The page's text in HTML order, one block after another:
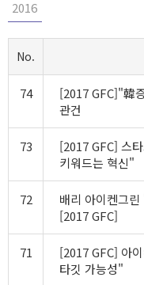
2016
No.
74
[2017 GFC]"韓
관건
73
[2017 GFC] 스
키워드는 혁신"
72
배리 아이켄그
[2017 GFC]
71
[2017 GFC] 아
타깃 가능성"